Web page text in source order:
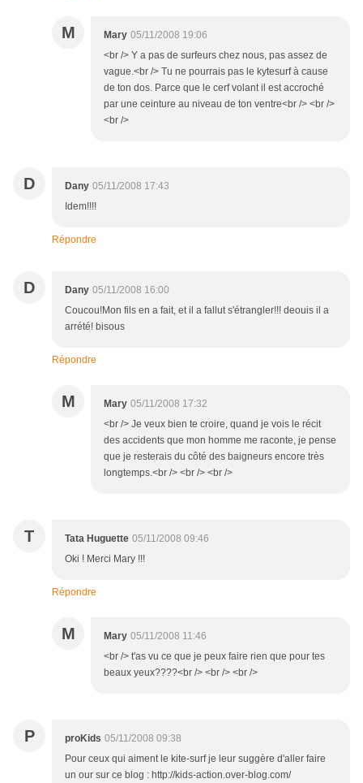
M Mary 05/11/2008 19:06
<br /> Y a pas de surfeurs chez nous, pas assez de
vague.<br /> Tu ne pourrais pas le kytesurf à cause
de ton dos. Parce que le cerf volant il est accroché
par une ceinture au niveau de ton ventre<br /> <br />
<br />
D Dany 05/11/2008 17:43
Idem!!!!
Répondre
D Dany 05/11/2008 16:00
Coucou!Mon fils en a fait, et il a fallut s'étrangler!!! deouis il a
arrété! bisous
Répondre
M Mary 05/11/2008 17:32
<br /> Je veux bien te croire, quand je vois le récit
des accidents que mon homme me raconte, je pense
que je resterais du côté des baigneurs encore très
longtemps.<br /> <br /> <br />
T Tata Huguette 05/11/2008 09:46
Oki ! Merci Mary !!!
Répondre
M Mary 05/11/2008 11:46
<br /> t'as vu ce que je peux faire rien que pour tes
beaux yeux????<br /> <br /> <br />
P proKids 05/11/2008 09:38
Pour ceux qui aiment le kite-surf je leur suggère d'aller faire
un our sur ce blog : http://kids-action.over-blog.com/